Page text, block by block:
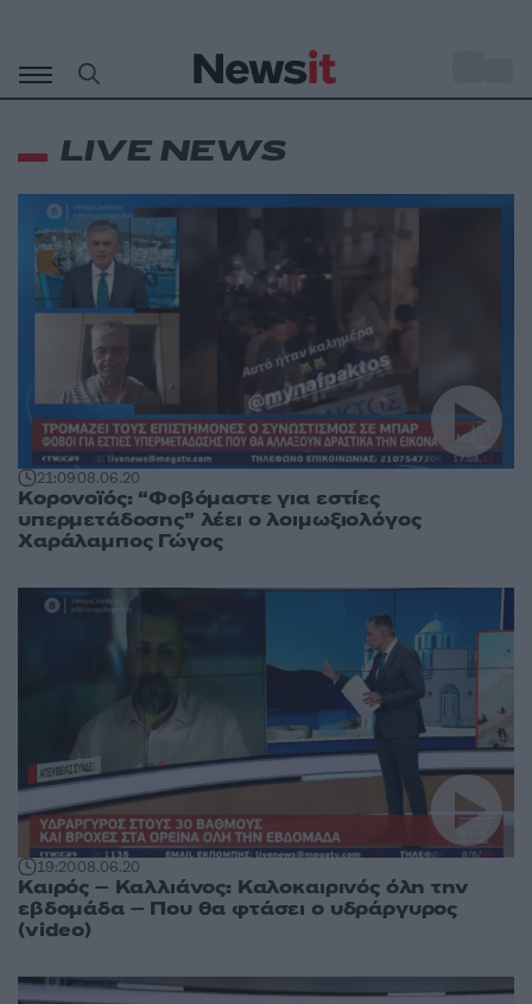
περιεχόμενο
LIVE NEWS
21:0908.06.20
Κορονοϊός: “Φοβόμαστε για εστίες
υπερμετάδοσης” λέει ο λοιμωξιολόγος
Χαράλαμπος Γώγος
19:2008.06.20
Καιρός – Καλλιάνος: Καλοκαιρινός όλη την
εβδομάδα – Που θα φτάσει ο υδράργυρος
(video)